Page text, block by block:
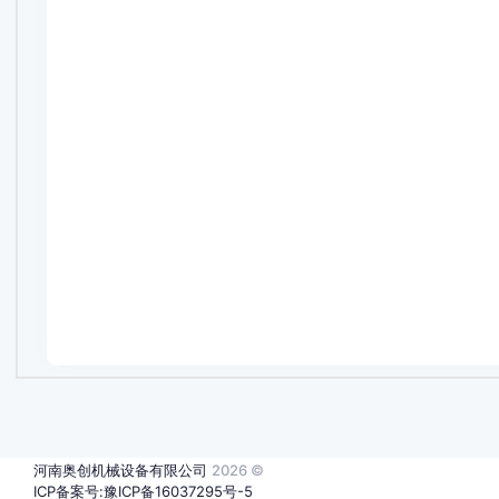
河南奥创机械设备有限公司 2026 ©
ICP备案号:豫ICP备16037295号-5